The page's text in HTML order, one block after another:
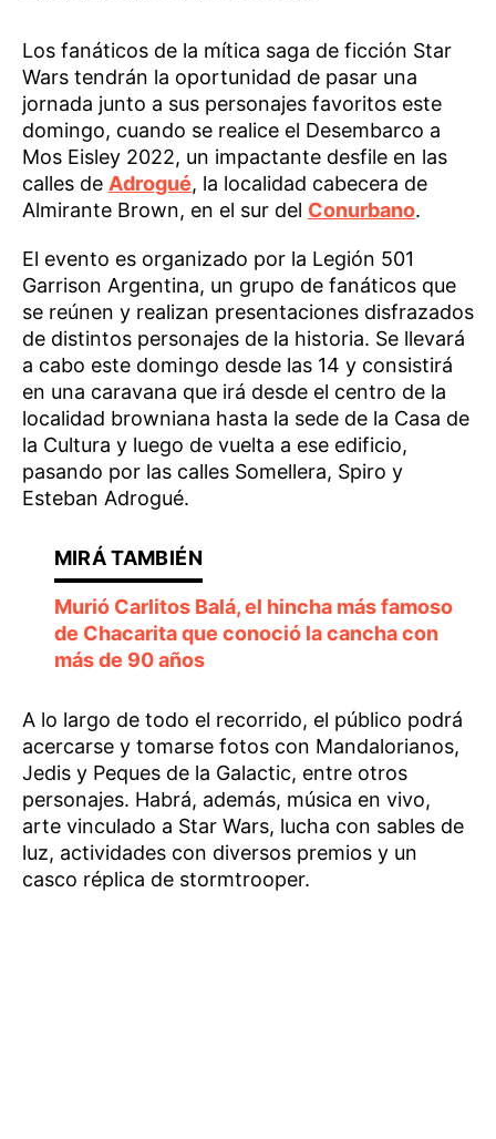
Los fanáticos de la mítica saga de ficción Star
Wars tendrán la oportunidad de pasar una
jornada junto a sus personajes favoritos este
domingo, cuando se realice el Desembarco a
Mos Eisley 2022, un impactante desfile en las
calles de Adrogué, la localidad cabecera de
Almirante Brown, en el sur del Conurbano.
El evento es organizado por la Legión 501
Garrison Argentina, un grupo de fanáticos que
se reúnen y realizan presentaciones disfrazados
de distintos personajes de la historia. Se llevará
a cabo este domingo desde las 14 y consistirá
en una caravana que irá desde el centro de la
localidad browniana hasta la sede de la Casa de
la Cultura y luego de vuelta a ese edificio,
pasando por las calles Somellera, Spiro y
Esteban Adrogué.
Murió Carlitos Balá, el hincha más famoso
de Chacarita que conoció la cancha con
más de 90 años
A lo largo de todo el recorrido, el público podrá
acercarse y tomarse fotos con Mandalorianos,
Jedis y Peques de la Galactic, entre otros
personajes. Habrá, además, música en vivo,
arte vinculado a Star Wars, lucha con sables de
luz, actividades con diversos premios y un
casco réplica de stormtrooper.